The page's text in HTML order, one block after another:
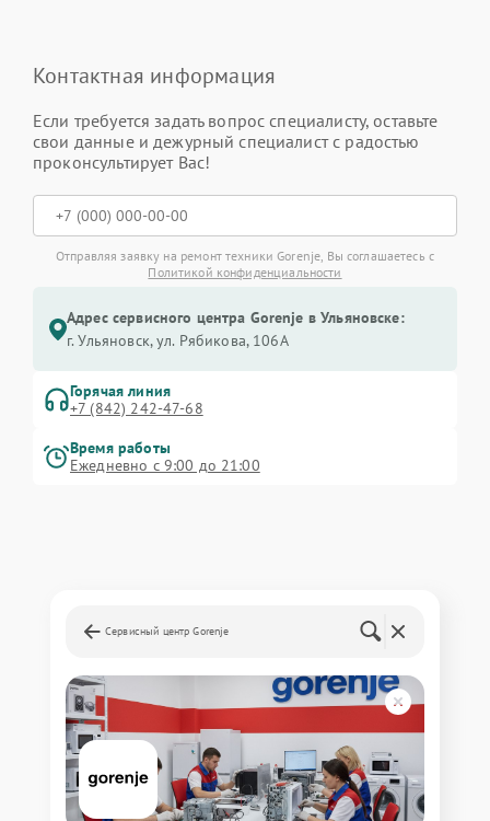
Контактная информация
Если требуется задать вопрос специалисту, оставьте
свои данные и дежурный специалист с радостью
проконсультирует Вас!
Отправляя заявку на ремонт техники Gorenje, Вы соглашаетесь с
Политикой конфиденциальности
Адрес сервисного центра Gorenje в Ульяновске:
г. Ульяновск, ул. Рябикова, 106А
Горячая линия
+7 (842) 242-47-68
Время работы
Ежедневно с 9:00 до 21:00
Сервисный центр Gorenje